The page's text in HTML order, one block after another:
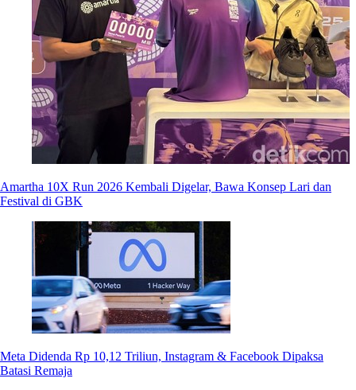
Amartha 10X Run 2026 Kembali Digelar, Bawa Konsep Lari dan
Festival di GBK
Meta Didenda Rp 10,12 Triliun, Instagram & Facebook Dipaksa
Batasi Remaja